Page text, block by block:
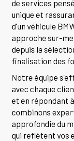
de services
unique et
d'un véhicule
approche sur-
depuis la
finalisation des
Notre équipe
avec chaque
et en répondant
combinons
approfondie du
qui reflètent vos